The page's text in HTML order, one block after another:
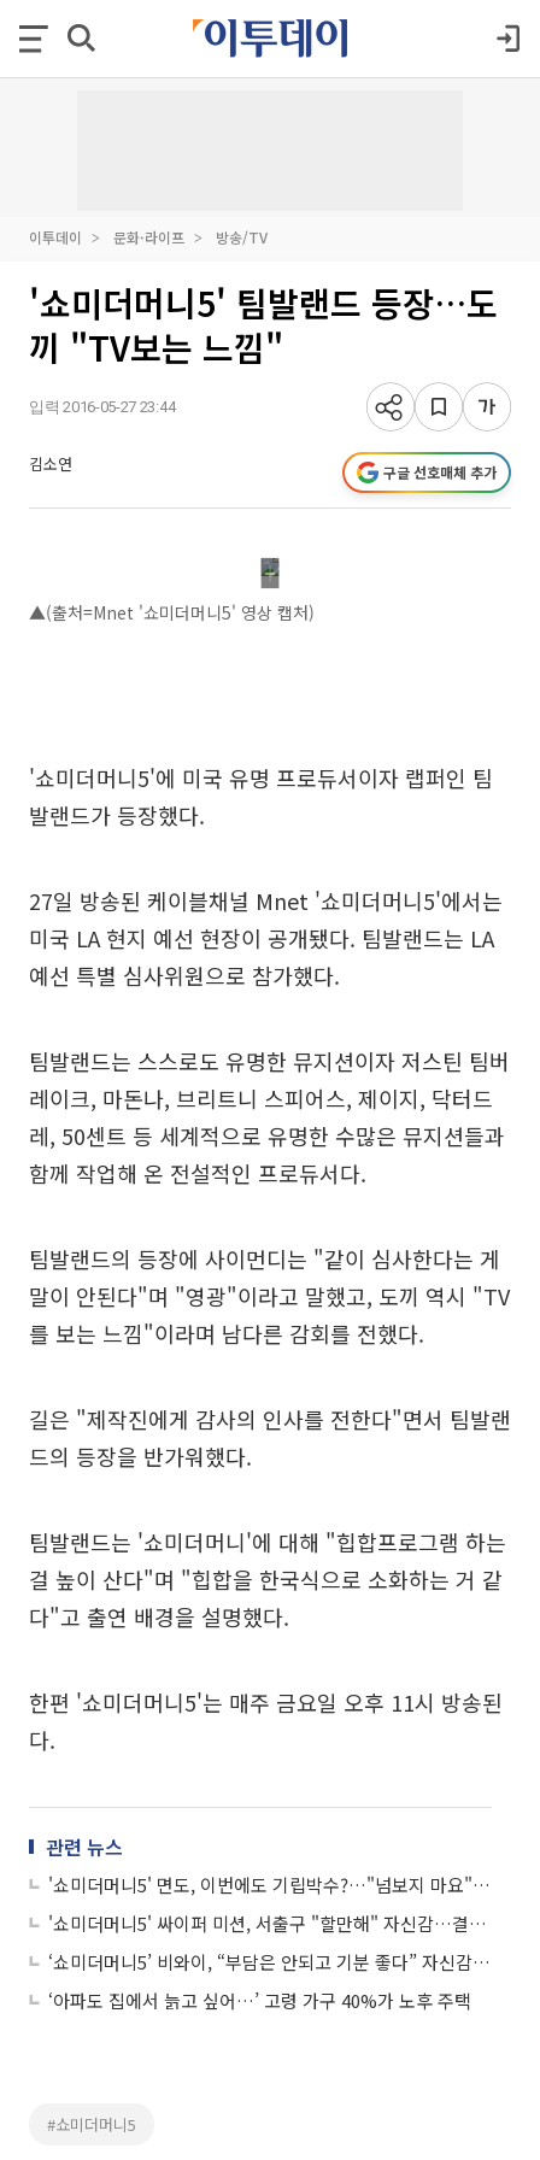
이투데이 문화·라이프 방송/TV
'쇼미더머니5' 팀발랜드 등장…도
끼 "TV보는 느낌"
입력 2016-05-27 23:44
김소연 구글 선호매체 추가
▲(출처=Mnet '쇼미더머니5' 영상 캡처)
'쇼미더머니5'에 미국 유명 프로듀서이자 랩퍼인 팀
발랜드가 등장했다.
27일 방송된 케이블채널 Mnet '쇼미더머니5'에서는
미국 LA 현지 예선 현장이 공개됐다. 팀발랜드는 LA
예선 특별 심사위원으로 참가했다.
팀발랜드는 스스로도 유명한 뮤지션이자 저스틴 팀버
레이크, 마돈나, 브리트니 스피어스, 제이지, 닥터드
레, 50센트 등 세계적으로 유명한 수많은 뮤지션들과
함께 작업해 온 전설적인 프로듀서다.
팀발랜드의 등장에 사이먼디는 "같이 심사한다는 게
말이 안된다"며 "영광"이라고 말했고, 도끼 역시 "TV
를 보는 느낌"이라며 남다른 감회를 전했다.
길은 "제작진에게 감사의 인사를 전한다"면서 팀발랜
드의 등장을 반가워했다.
팀발랜드는 '쇼미더머니'에 대해 "힙합프로그램 하는
걸 높이 산다"며 "힙합을 한국식으로 소화하는 거 같
다"고 출연 배경을 설명했다.
한편 '쇼미더머니5'는 매주 금요일 오후 11시 방송된
다.
관련 뉴스
'쇼미더머니5' 면도, 이번에도 기립박수?…"넘보지 마요" 자신감
'쇼미더머니5' 싸이퍼 미션, 서출구 "할만해" 자신감…결과는?
‘쇼미더머니5’ 비와이, “부담은 안되고 기분 좋다” 자신감 표출
‘아파도 집에서 늙고 싶어…’ 고령 가구 40%가 노후 주택
#쇼미더머니5